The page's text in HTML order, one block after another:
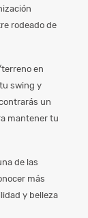
rodeado de
en
swing y
un
mantener tu
de las
más
y belleza